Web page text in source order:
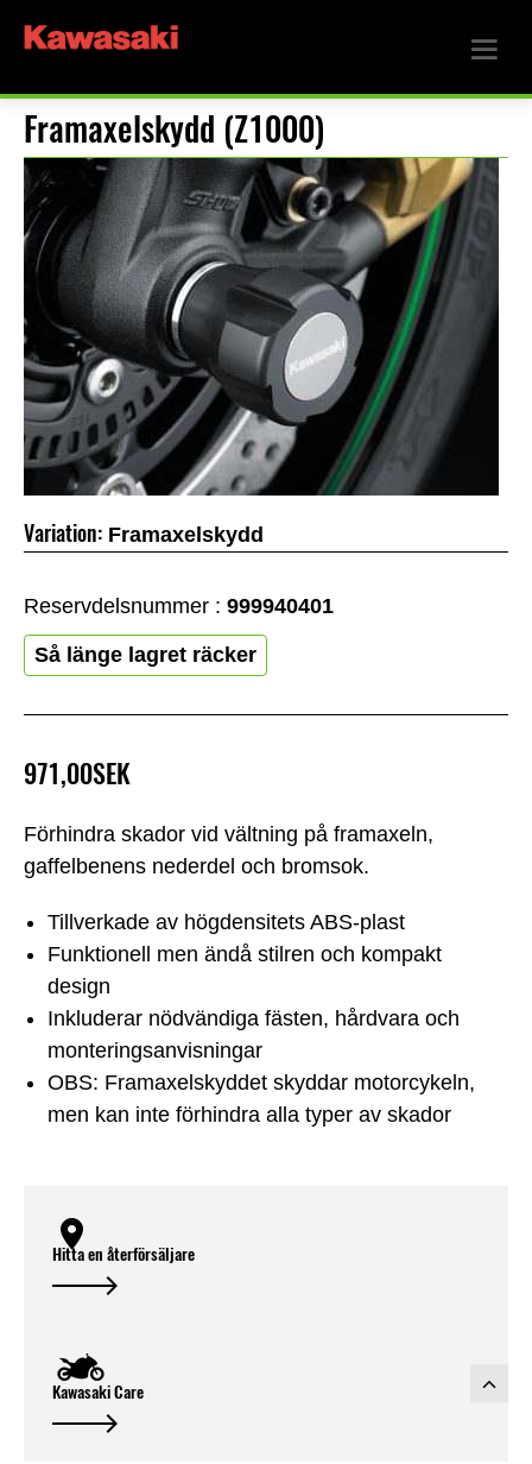
Framaxelskydd (Z1000)
Förhindra skador vid vältning på framaxeln,
gaffelbenens nederdel och bromsok.
Tillverkade av högdensitets ABS-plast
Funktionell men ändå stilren och kompakt
design
Inkluderar nödvändiga fästen, hårdvara och
monteringsanvisningar
OBS: Framaxelskyddet skyddar motorcykeln,
men kan inte förhindra alla typer av skador
971,00SEK
Variation: Framaxelskydd
Reservdelsnummer : 999940401
Så länge lagret räcker
Hitta en återförsäljare
Kawasaki Care